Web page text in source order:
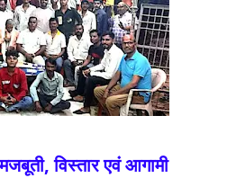
विस्तार एवं आगामी